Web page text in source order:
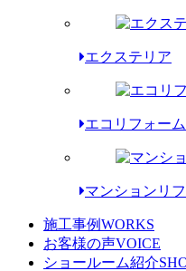
エクステリア
エコリフォーム
マンションリ
施工事例WORKS
お客様の声VOICE
ショールーム紹介